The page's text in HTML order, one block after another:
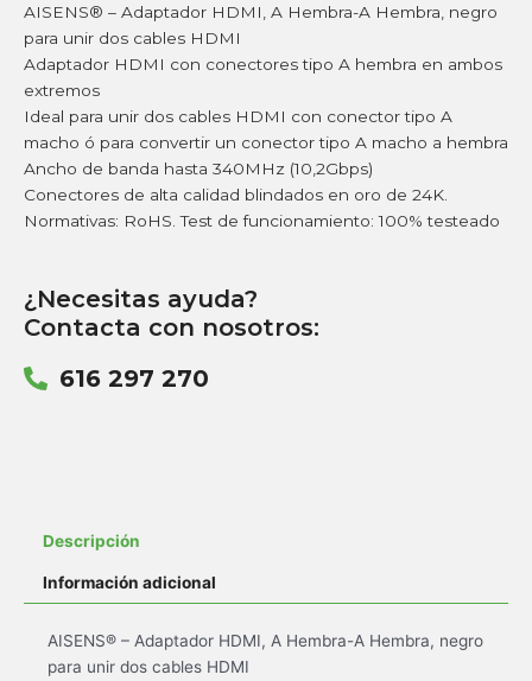
AISENS® – Adaptador HDMI, A Hembra-A Hembra, negro
para unir dos cables HDMI
Adaptador HDMI con conectores tipo A hembra en ambos
extremos
Ideal para unir dos cables HDMI con conector tipo A
macho ó para convertir un conector tipo A macho a hembra
Ancho de banda hasta 340MHz (10,2Gbps)
Conectores de alta calidad blindados en oro de 24K.
Normativas: RoHS. Test de funcionamiento: 100% testeado
¿Necesitas ayuda?
Contacta con nosotros:
616 297 270
Descripción
Información adicional
AISENS® – Adaptador HDMI, A Hembra-A Hembra, negro
para unir dos cables HDMI